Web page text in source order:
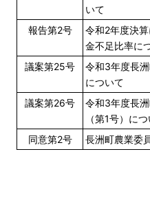
いて
報告第2号
令和2年度決
金不足比率に
議案第25号
令和3年度長
について
議案第26号
令和3年度長
（第1号）に
同意第2号
長洲町農業委